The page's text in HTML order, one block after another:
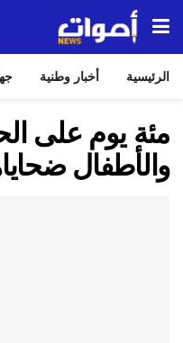
الرئيسية أخبار وطنية
مئة يوم على
والأطفال